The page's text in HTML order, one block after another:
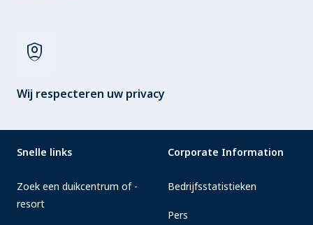
shield_person
Wij respecteren uw privacy
Snelle links
Zoek een duikcentrum of -
resort
Corporate Information
Bedrijfsstatistieken
Pers